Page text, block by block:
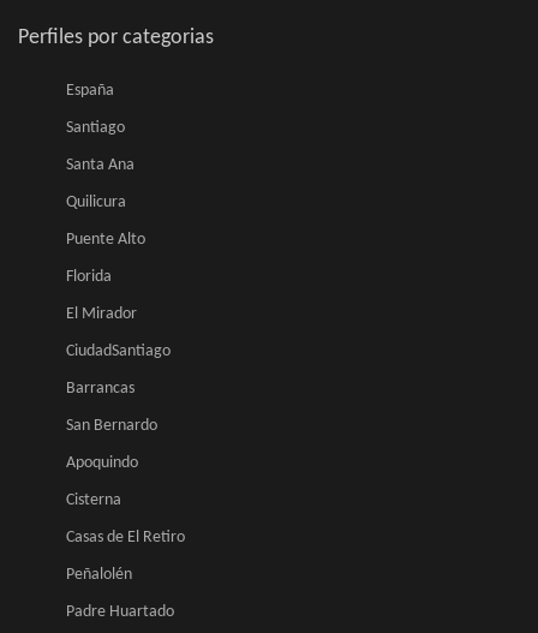
Perfiles por categorias
España
Santiago
Santa Ana
Quilicura
Puente Alto
Florida
El Mirador
CiudadSantiago
Barrancas
San Bernardo
Apoquindo
Cisterna
Casas de El Retiro
Peñalolén
Padre Huartado